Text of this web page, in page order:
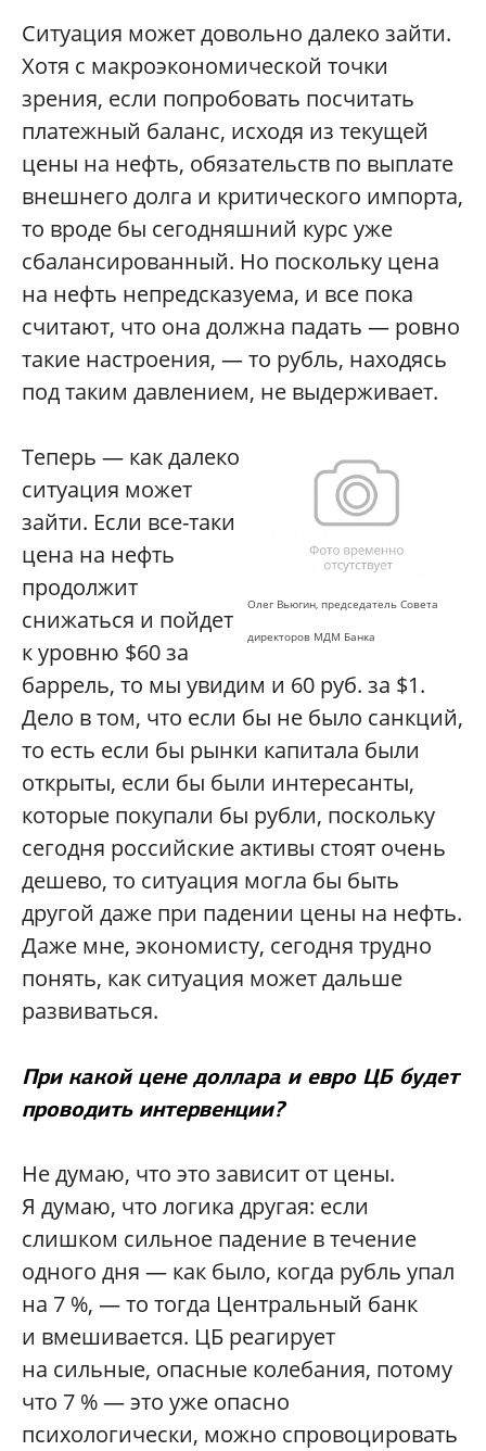
Ситуация может довольно далеко зайти.
Хотя с макроэкономической точки
зрения, если попробовать посчитать
платежный баланс, исходя из текущей
цены на нефть, обязательств по выплате
внешнего долга и критического импорта,
то вроде бы сегодняшний курс уже
сбалансированный. Но поскольку цена
на нефть непредсказуема, и все пока
считают, что она должна падать — ровно
такие настроения, — то рубль, находясь
под таким давлением, не выдерживает.
Олег Вьюгин, председатель Совета
директоров МДМ Банка
Теперь — как далеко
ситуация может
зайти. Если все-таки
цена на нефть
продолжит
снижаться и пойдет
к уровню $60 за
баррель, то мы увидим и 60 руб. за $1.
Дело в том, что если бы не было санкций,
то есть если бы рынки капитала были
открыты, если бы были интересанты,
которые покупали бы рубли, поскольку
сегодня российские активы стоят очень
дешево, то ситуация могла бы быть
другой даже при падении цены на нефть.
Даже мне, экономисту, сегодня трудно
понять, как ситуация может дальше
развиваться.
При какой цене доллара и евро ЦБ будет
проводить интервенции?
Не думаю, что это зависит от цены.
Я думаю, что логика другая: если
слишком сильное падение в течение
одного дня — как было, когда рубль упал
на 7 %, — то тогда Центральный банк
и вмешивается. ЦБ реагирует
на сильные, опасные колебания, потому
что 7 % — это уже опасно
психологически, можно спровоцировать